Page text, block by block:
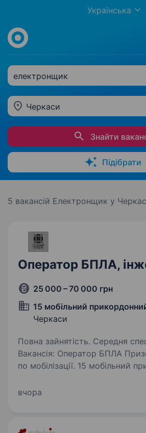
Українська
електронщик
Черкаси
Знайти
Підібрати
5 вакансій Електронщик у
Оператор БПЛА,
25 000 – 70 000 грн
15 мобільний
Черкаси
Повна зайнятість. Середня
Вакансія: Оператор БПЛА Призов
по мобілізації. 15 мобільний
безпілотних літальних
вчора